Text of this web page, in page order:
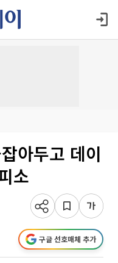
아두고 데이
소
구글 선호매체 추가